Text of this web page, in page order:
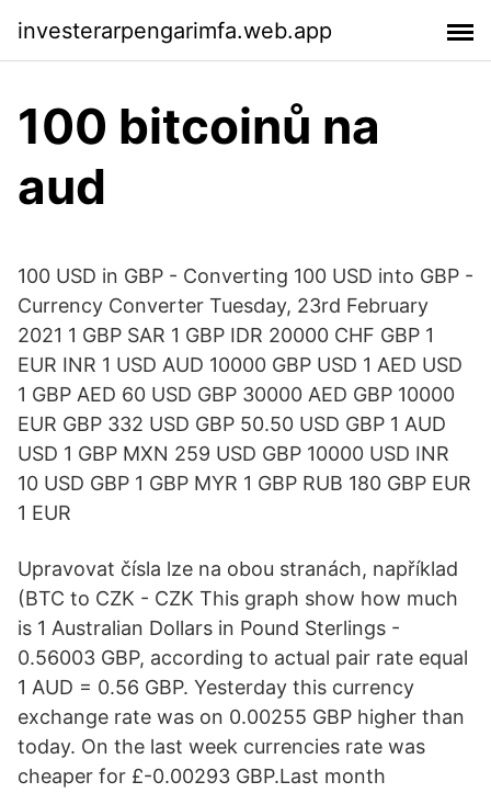
investerarpengarimfa.web.app
100 bitcoinů na
aud
100 USD in GBP - Converting 100 USD into GBP -
Currency Converter Tuesday, 23rd February
2021 1 GBP SAR 1 GBP IDR 20000 CHF GBP 1
EUR INR 1 USD AUD 10000 GBP USD 1 AED USD
1 GBP AED 60 USD GBP 30000 AED GBP 10000
EUR GBP 332 USD GBP 50.50 USD GBP 1 AUD
USD 1 GBP MXN 259 USD GBP 10000 USD INR
10 USD GBP 1 GBP MYR 1 GBP RUB 180 GBP EUR
1 EUR
Upravovat čísla lze na obou stranách, například
(BTC to CZK - CZK This graph show how much
is 1 Australian Dollars in Pound Sterlings -
0.56003 GBP, according to actual pair rate equal
1 AUD = 0.56 GBP. Yesterday this currency
exchange rate was on 0.00255 GBP higher than
today. On the last week currencies rate was
cheaper for £-0.00293 GBP.Last month